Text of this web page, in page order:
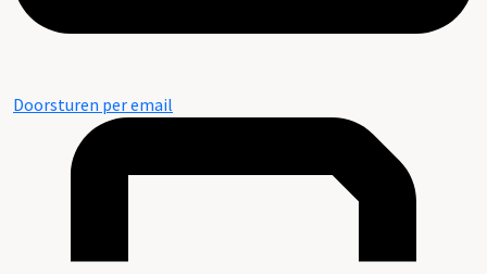
Doorsturen per email